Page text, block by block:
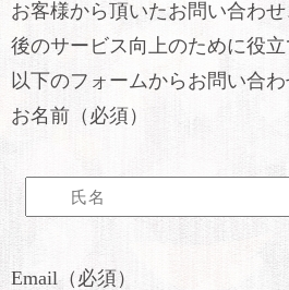
お客様から頂いたお問い合わ
後のサービス向上のために役立
以下のフォームからお問い合わ
お名前（必須）
Email（必須）